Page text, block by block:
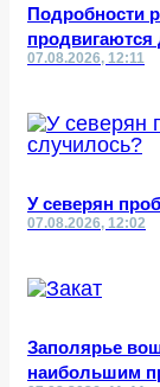
Подробности
продвигаются
07.08.2026, 12:11
У северян
07.08.2026, 12:02
Заполярье
наибольшим